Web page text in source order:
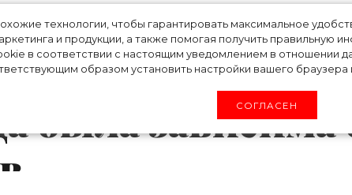
технологии, чтобы гарантировать максимальное
и продукции, а также помогая получить правильную
в соответствии с настоящим уведомлением в отношении
образом установить настройки вашего браузера
СОГЛАСЕН
вспомнила
была зависима